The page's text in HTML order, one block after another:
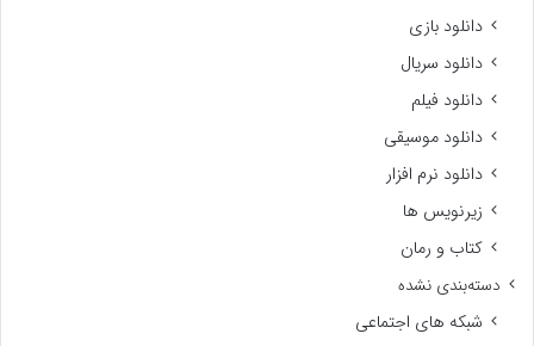
دانلود بازی
دانلود سریال
دانلود فیلم
دانلود موسیقی
دانلود نرم افزار
زیرنویس ها
کتاب و رمان
دسته‌بندی نشده
شبکه های اجتماعی